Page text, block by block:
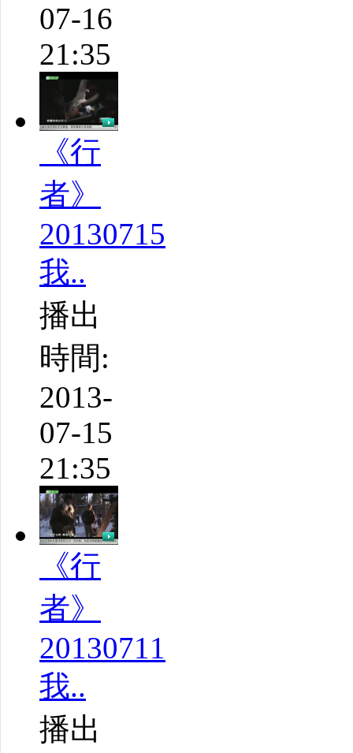
07-16
21:35
《行
者》
20130715
我..
播出
時間:
2013-
07-15
21:35
《行
者》
20130711
我..
播出